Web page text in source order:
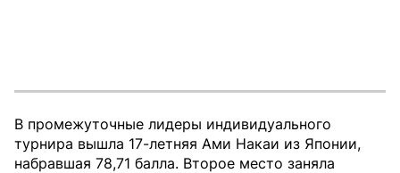
В промежуточные лидеры индивидуального
турнира вышла 17-летняя Ами Накаи из Японии,
набравшая 78,71 балла. Второе место заняла